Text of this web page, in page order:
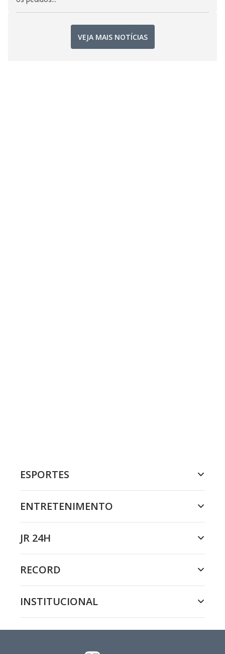
VEJA MAIS NOTÍCIAS
ESPORTES
ENTRETENIMENTO
JR 24H
RECORD
INSTITUCIONAL